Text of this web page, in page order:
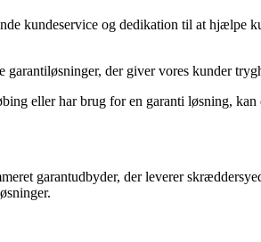
kundeservice og dedikation til at hjælpe
der giver vores kunder
eller har brug for en garanti løsning,
garantudbyder, der leverer